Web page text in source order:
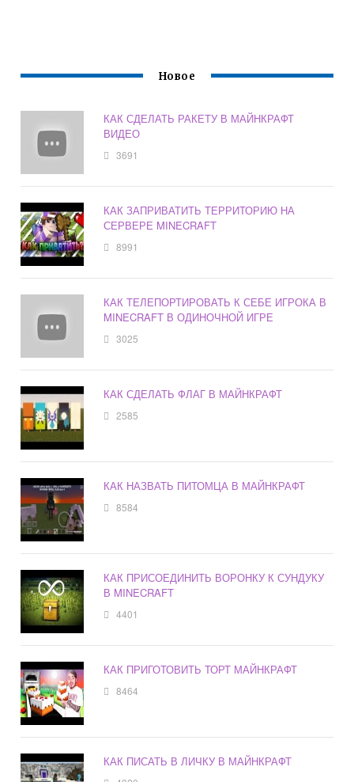
Новое
КАК СДЕЛАТЬ РАКЕТУ В МАЙНКРАФТ
ВИДЕО
3691
КАК ЗАПРИВАТИТЬ ТЕРРИТОРИЮ НА
СЕРВЕРЕ MINECRAFT
8991
КАК ТЕЛЕПОРТИРОВАТЬ К СЕБЕ ИГРОКА В
MINECRAFT В ОДИНОЧНОЙ ИГРЕ
3025
КАК СДЕЛАТЬ ФЛАГ В МАЙНКРАФТ
2585
КАК НАЗВАТЬ ПИТОМЦА В МАЙНКРАФТ
8584
КАК ПРИСОЕДИНИТЬ ВОРОНКУ К СУНДУКУ
В MINECRAFT
4401
КАК ПРИГОТОВИТЬ ТОРТ МАЙНКРАФТ
8464
КАК ПИСАТЬ В ЛИЧКУ В МАЙНКРАФТ